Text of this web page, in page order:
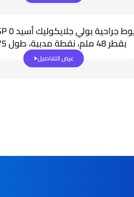
بقطر 48 ملم، نقطة مدببة، طول 75 سم
عرض التفاصيل